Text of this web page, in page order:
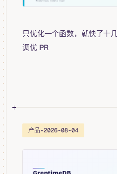
只优化一个函数，就快了十
调优 PR
产品•2026-08-04